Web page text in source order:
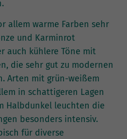
allem warme Farben sehr
und Karminrot
auch kühlere Töne mit
die sehr gut zu modernen
Arten mit grün-weißem
in schattigeren Lagen
Halbdunkel leuchten die
besonders intensiv.
für diverse